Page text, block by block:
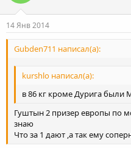
14 Янв 2014
Gubden711 написал(а):
kurshlo написал(а):
в 86 кг кроме Дурига были
Гуштын 2 призер европы по
знаю
Что за 1 дают ,а так ему